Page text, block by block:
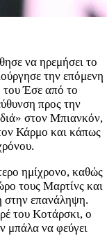
να ηρεμήσει το
την επόμενη
του Έσε από το
προς την
στον Μπιανκόν,
Κάρμο και κάπως
ημίχρονο, καθώς
τους Μαρτίνς και
στην επανάληψη.
του Κοτάρσκι, ο
μπάλα να φεύγει